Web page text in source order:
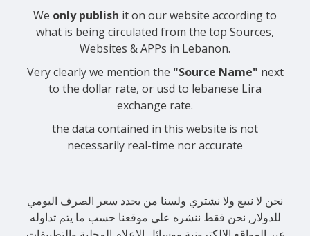
We only publish it on our website according to
what is being circulated from the top Sources,
Websites & APPs in Lebanon.
Very clearly we mention the "Source Name" next
to the dollar rate, or usd to lebanese Lira
exchange rate.
the data contained in this website is not
necessarily real-time nor accurate
نحن لا نبيع ولا نشتري ولسنا من يحدد سعر الصرف اليومي
للدولار, نحن فقط ننشره على موقعنا حسب ما يتم تداوله